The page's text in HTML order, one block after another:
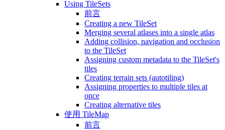
Using TileSets
前言
Creating a new TileSet
Merging several atlases into a single atlas
Adding collision, navigation and occlusion
to the TileSet
Assigning custom metadata to the TileSet's
tiles
Creating terrain sets (autotiling)
Assigning properties to multiple tiles at
once
Creating alternative tiles
使用 TileMap
前言